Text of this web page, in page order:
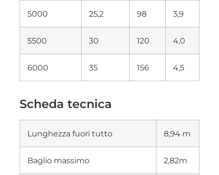
5000 25,2 98 3,9
5500 30 120 4,0
6000 35 156 4,5
Scheda tecnica
Lunghezza fuori tutto 8,94 m
Baglio massimo 2,82m